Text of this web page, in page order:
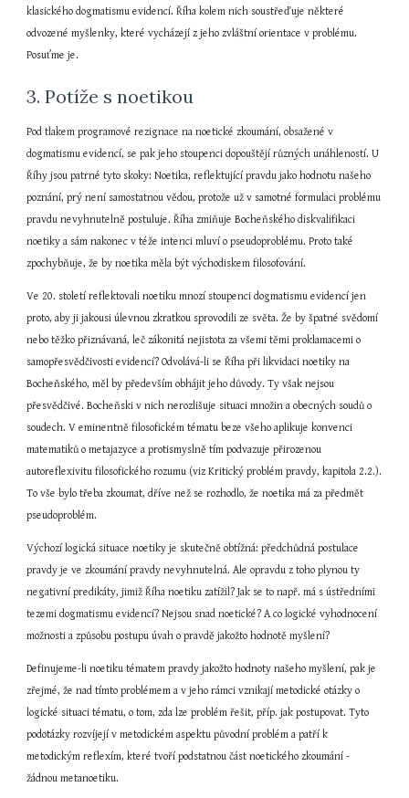
klasického dogmatismu evidencí. Říha kolem nich soustřeďuje některé
odvozené myšlenky, které vycházejí z jeho zvláštní orientace v problému.
Posuťme je.
3. Potíže s noetikou
Pod tlakem programové rezignace na noetické zkoumání, obsažené v
dogmatismu evidencí, se pak jeho stoupenci dopouštějí různých unáhleností. U
Říhy jsou patrné tyto skoky: Noetika, reflektující pravdu jako hodnotu našeho
poznání, prý není samostatnou vědou, protože už v samotné formulaci problému
pravdu nevyhnutelně postuluje. Říha zmiňuje Bocheňského diskvalifikaci
noetiky a sám nakonec v téže intenci mluví o pseudoproblému. Proto také
zpochybňuje, že by noetika měla být východiskem filosofování.
Ve 20. století reflektovali noetiku mnozí stoupenci dogmatismu evidencí jen
proto, aby ji jakousi úlevnou zkratkou sprovodili ze světa. Že by špatné svědomí
nebo těžko přiznávaná, leč zákonitá nejistota za všemi těmi proklamacemi o
samopřesvědčivosti evidencí? Odvolává-li se Říha při likvidaci noetiky na
Bocheňského, měl by především obhájit jeho důvody. Ty však nejsou
přesvědčivé. Bocheňski v nich nerozlišuje situaci množin a obecných soudů o
soudech. V eminentně filosofickém tématu beze všeho aplikuje konvenci
matematiků o metajazyce a protismyslně tím podvazuje přirozenou
autoreflexivitu filosofického rozumu (viz Kritický problém pravdy, kapitola 2.2.).
To vše bylo třeba zkoumat, dříve než se rozhodlo, že noetika má za předmět
pseudoproblém.
Výchozí logická situace noetiky je skutečně obtížná: předchůdná postulace
pravdy je ve zkoumání pravdy nevyhnutelná. Ale opravdu z toho plynou ty
negativní predikáty, jimiž Říha noetiku zatížil? Jak se to např. má s ústředními
tezemi dogmatismu evidencí? Nejsou snad noetické? A co logické vyhodnocení
možnosti a způsobu postupu úvah o pravdě jakožto hodnotě myšlení?
Definujeme-li noetiku tématem pravdy jakožto hodnoty našeho myšlení, pak je
zřejmé, že nad tímto problémem a v jeho rámci vznikají metodické otázky o
logické situaci tématu, o tom, zda lze problém řešit, příp. jak postupovat. Tyto
podotázky rozvíjejí v metodickém aspektu původní problém a patří k
metodickým reflexím, které tvoří podstatnou část noetického zkoumání -
žádnou metanoetiku.